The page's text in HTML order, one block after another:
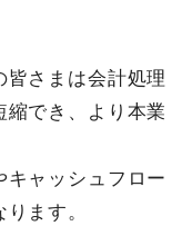
皆さまは会計処理
でき、より本業
キャッシュフロー
ます。